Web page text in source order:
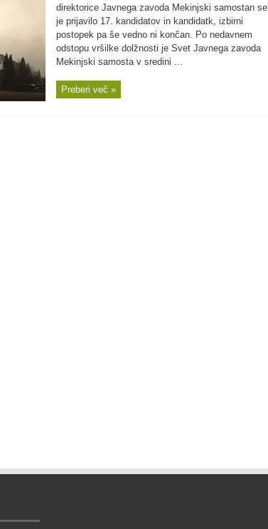
direktorice Javnega zavoda Mekinjski samostan se
je prijavilo 17. kandidatov in kandidatk, izbirni
postopek pa še vedno ni končan. Po nedavnem
odstopu vršilke dolžnosti je Svet Javnega zavoda
Mekinjski samosta v sredini ...
Preberi več »